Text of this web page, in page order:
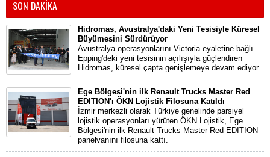
SON DAKİKA
Hidromas, Avustralya'daki Yeni Tesisiyle Küresel
Büyümesini Sürdürüyor
Avustralya operasyonlarını Victoria eyaletine bağlı
Epping'deki yeni tesisinin açılışıyla güçlendiren
Hidromas, küresel çapta genişlemeye devam ediyor.
Ege Bölgesi'nin ilk Renault Trucks Master Red
EDITION'ı ÖKN Lojistik Filosuna Katıldı
İzmir merkezli olarak Türkiye genelinde parsiyel
lojistik operasyonları yürüten ÖKN Lojistik, Ege
Bölgesi'nin ilk Renault Trucks Master Red EDITION
panelvanını filosuna kattı.